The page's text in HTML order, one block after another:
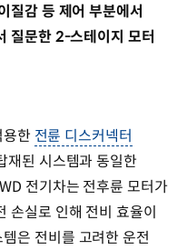
질감 등 제어 부분에서
질문한 2-스테이지 모터
용한 전륜 디스커넥터
재된 시스템과 동일한
전기차는 전후륜 모터가
손실로 인해 전비 효율이
은 전비를 고려한 운전